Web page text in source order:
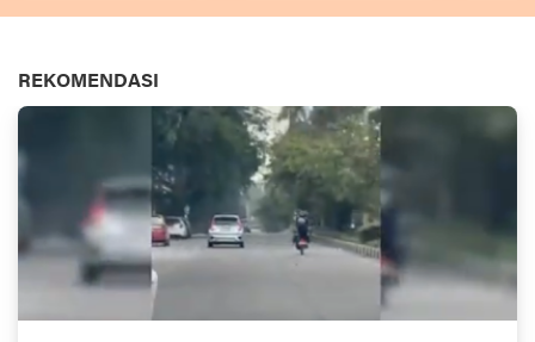
REKOMENDASI